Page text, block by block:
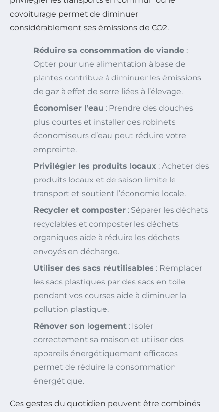
covoiturage permet de diminuer
considérablement ses émissions de CO2.
Réduire sa consommation de viande :
Opter pour une alimentation à base de
plantes contribue à diminuer les émissions
de gaz à effet de serre liées à l’élevage.
Économiser l’eau : Prendre des douches
plus courtes et installer des robinets
économiseurs d’eau peut réduire votre
empreinte.
Privilégier les produits locaux : Acheter des
produits locaux et de saison limite le
transport et soutient l’économie locale.
Recycler et composter : Séparer les déchets
recyclables et composter les déchets
organiques aide à réduire les déchets
envoyés en décharge.
Utiliser des sacs réutilisables : Remplacer
les sacs plastiques par des sacs en toile
pendant vos courses aide à diminuer la
pollution plastique.
Rénover son logement : Isoler
correctement sa maison et utiliser des
appareils énergétiquement efficaces
permet de réduire la consommation
énergétique.
Ces gestes du quotidien peuvent être combinés